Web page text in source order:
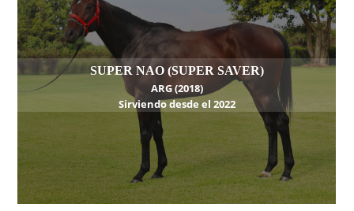
SUPER NAO (SUPER SAVER)
ARG (2018)
Sirviendo desde el 2022